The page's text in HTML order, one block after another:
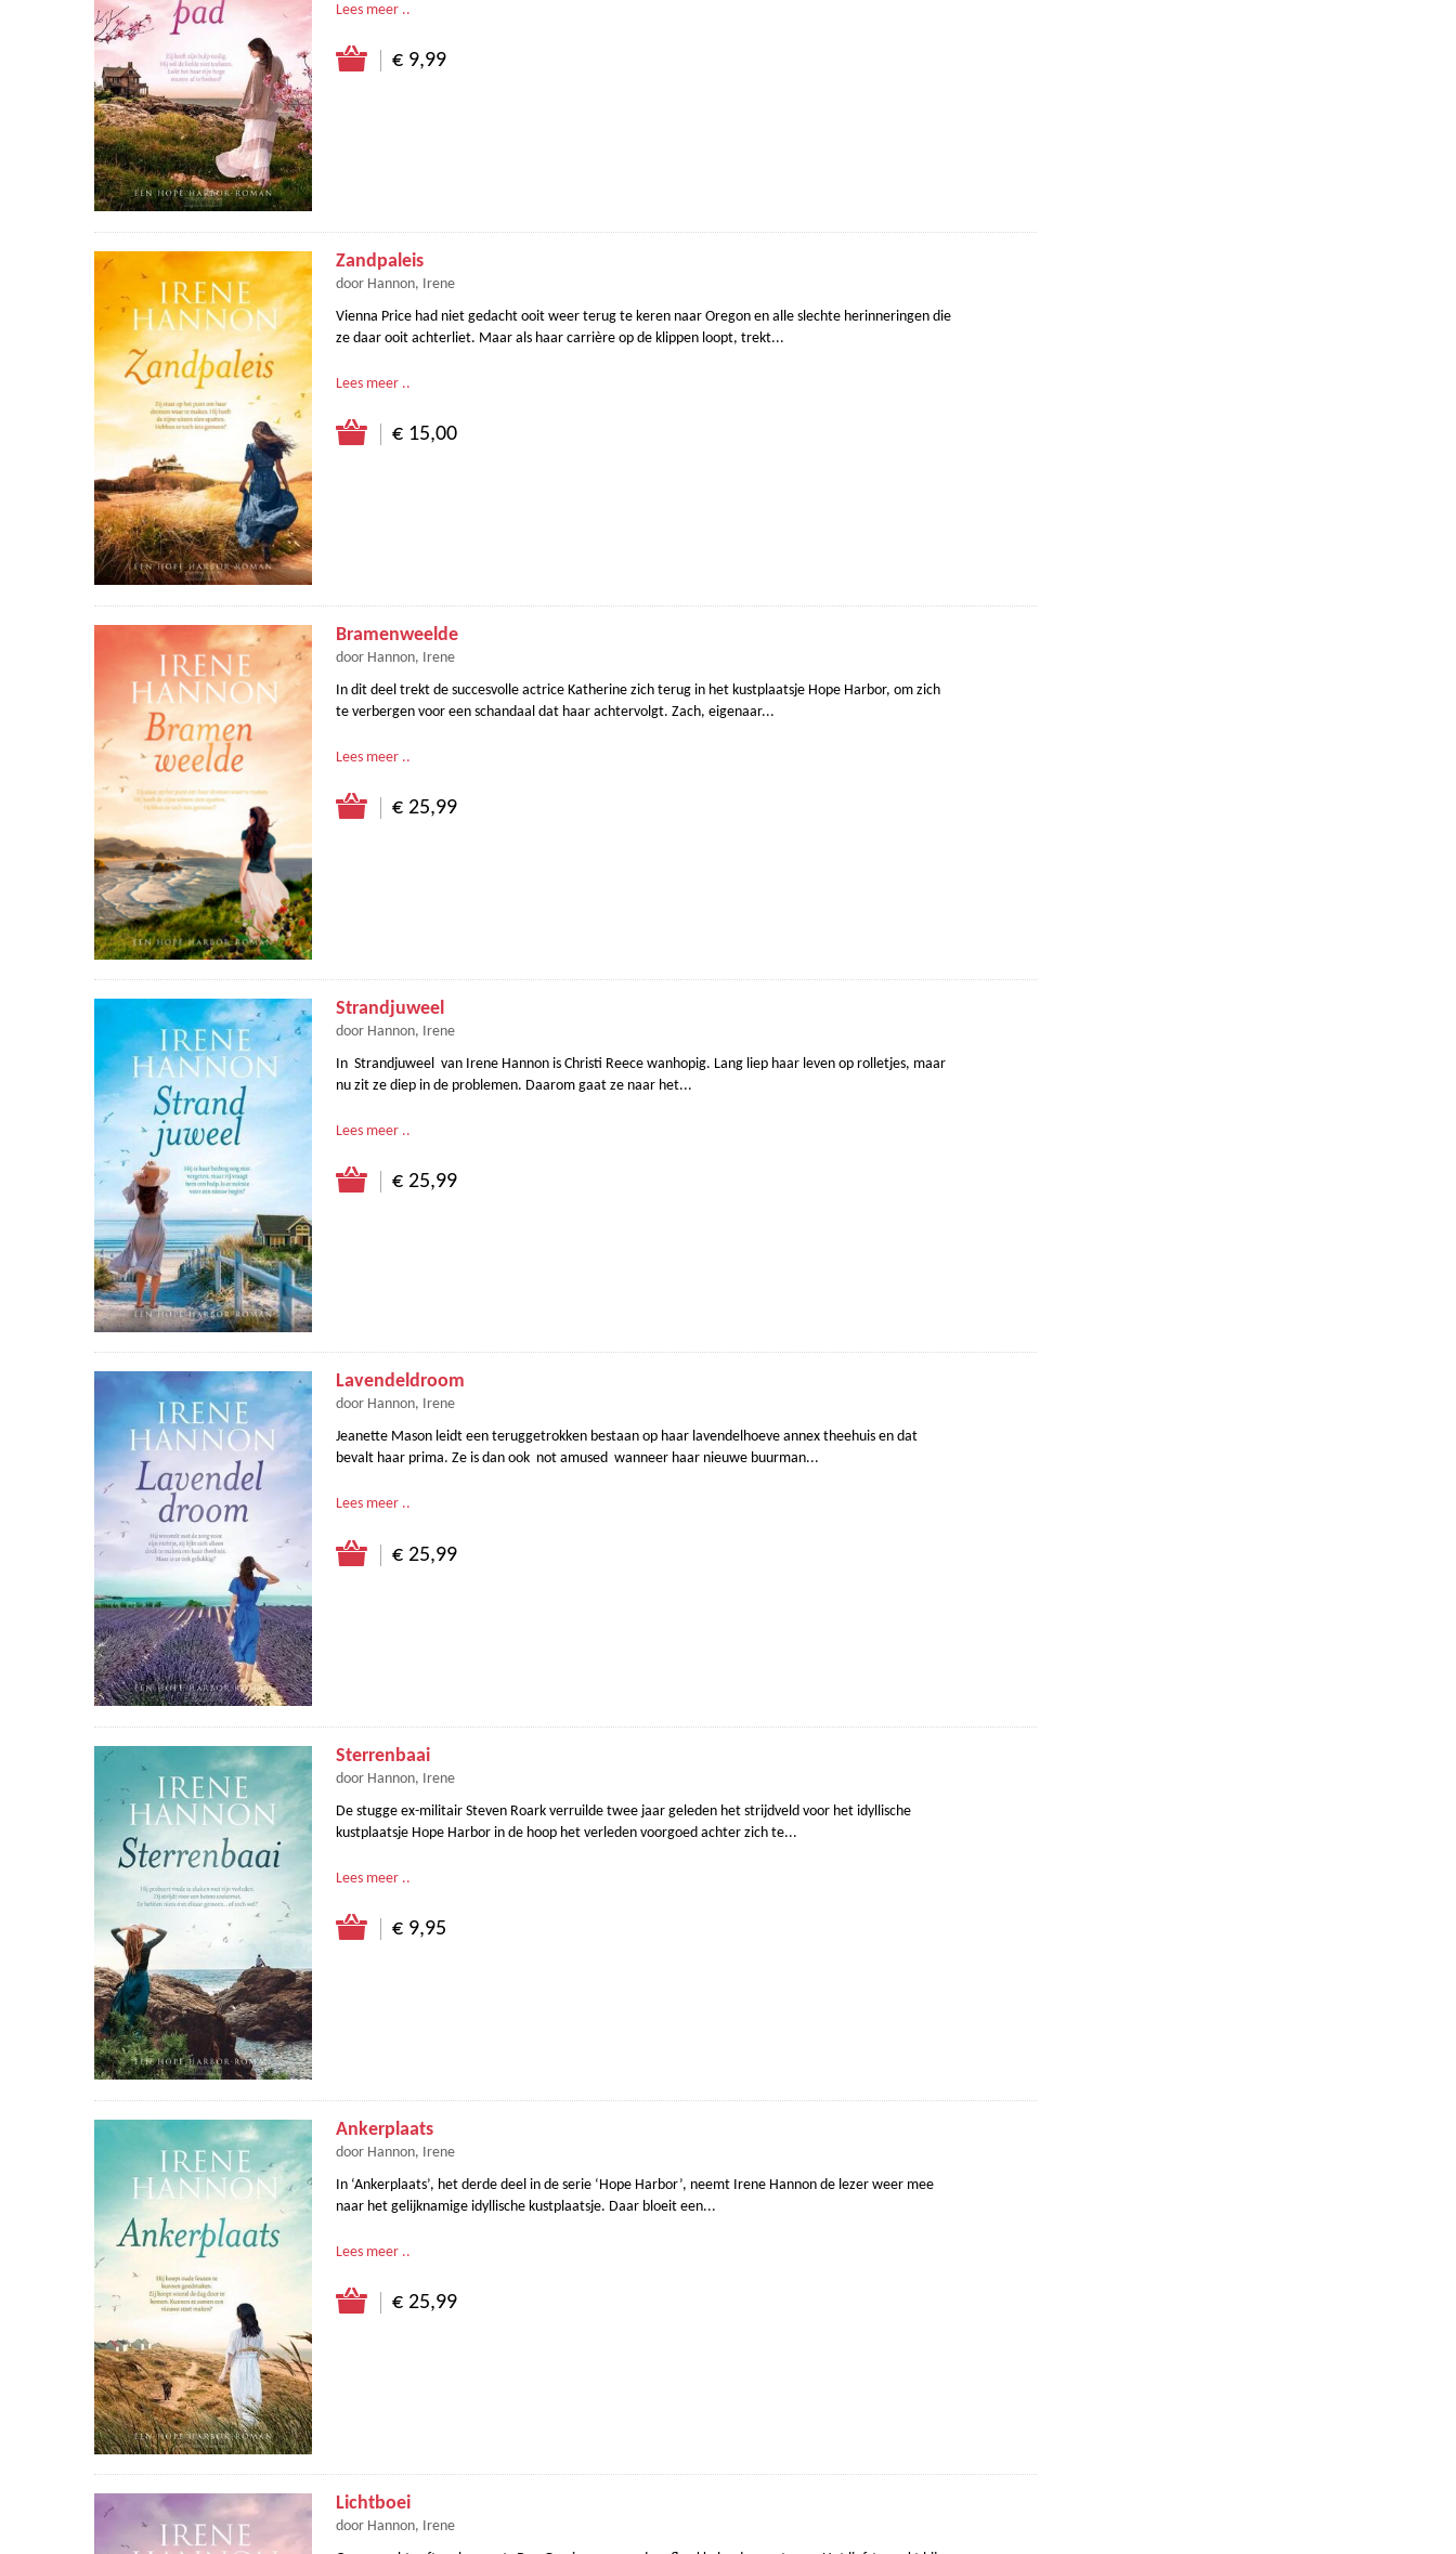
Lees meer ..
€ 9,99
Zandpaleis
door Hannon, Irene
Vienna Price had niet gedacht ooit weer terug te keren naar Oregon en alle slechte herinneringen die
ze daar ooit achterliet. Maar als haar carrière op de klippen loopt, trekt...
Lees meer ..
€ 15,00
Bramenweelde
door Hannon, Irene
In dit deel trekt de succesvolle actrice Katherine zich terug in het kustplaatsje Hope Harbor, om zich
te verbergen voor een schandaal dat haar achtervolgt. Zach, eigenaar...
Lees meer ..
€ 25,99
Strandjuweel
door Hannon, Irene
In Strandjuweel van Irene Hannon is Christi Reece wanhopig. Lang liep haar leven op rolletjes, maar
nu zit ze diep in de problemen. Daarom gaat ze naar het...
Lees meer ..
€ 25,99
Lavendeldroom
door Hannon, Irene
Jeanette Mason leidt een teruggetrokken bestaan op haar lavendelhoeve annex theehuis en dat
bevalt haar prima. Ze is dan ook not amused wanneer haar nieuwe buurman...
Lees meer ..
€ 25,99
Sterrenbaai
door Hannon, Irene
De stugge ex-militair Steven Roark verruilde twee jaar geleden het strijdveld voor het idyllische
kustplaatsje Hope Harbor in de hoop het verleden voorgoed achter zich te...
Lees meer ..
€ 9,95
Ankerplaats
door Hannon, Irene
In ‘Ankerplaats’, het derde deel in de serie ‘Hope Harbor’, neemt Irene Hannon de lezer weer mee
naar het gelijknamige idyllische kustplaatsje. Daar bloeit een...
Lees meer ..
€ 25,99
Lichtboei
door Hannon, Irene